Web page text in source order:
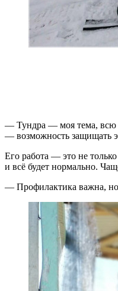
— Тундра — моя тема, всю
— возможность защищать
Его работа — это не
и всё будет нормально.
— Профилактика важна,